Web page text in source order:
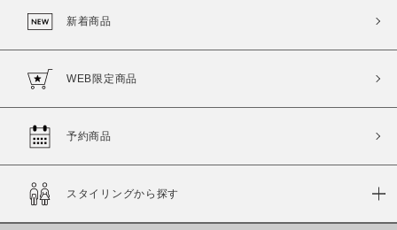
商品タイプ
通常商品 予約商品
セール価格
在庫
在庫あり 在庫なし含む
新着商品
WEB限定商品
予約商品
スタイリングから探す